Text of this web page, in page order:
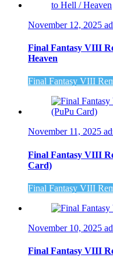
November 12, 2025
Final Fantasy VIII
Heaven
Final Fantasy VIII
November 11, 2025
Final Fantasy VIII
Card)
Final Fantasy VIII
November 10, 2025
Final Fantasy VIII